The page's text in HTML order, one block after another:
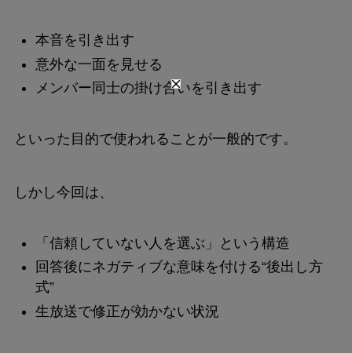
本音を引き出す
意外な一面を見せる
メンバー同士の掛け合いを引き出す
といった目的で使われることが一般的です。
しかし今回は、
「信頼していない人を選ぶ」という構造
回答後にネガティブな意味を付ける“後出し方
式”
生放送で修正が効かない状況